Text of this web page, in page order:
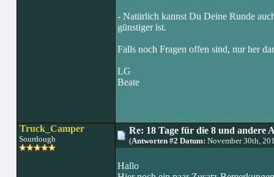
- Natürlich kannst Du Deine Runde
günstiger ist.
Falls noch Fragen offen sind, nur her
LG
Beate
Truck_Camper
Sourdough
Re: 18 Tage für die 8 und andere
(Antworten #2 Datum: November 30th,
Hallo